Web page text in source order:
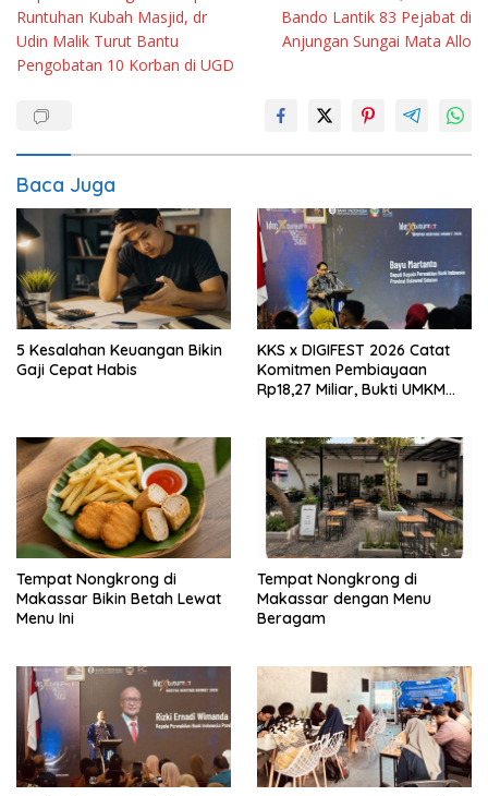
Runtuhan Kubah Masjid, dr
Udin Malik Turut Bantu
Pengobatan 10 Korban di UGD
Bando Lantik 83 Pejabat di
Anjungan Sungai Mata Allo
Baca Juga
5 Kesalahan Keuangan Bikin
Gaji Cepat Habis
KKS x DIGIFEST 2026 Catat
Komitmen Pembiayaan
Rp18,27 Miliar, Bukti UMKM
Tempat Nongkrong di
Makassar Bikin Betah Lewat
Menu Ini
Tempat Nongkrong di
Makassar dengan Menu
Beragam